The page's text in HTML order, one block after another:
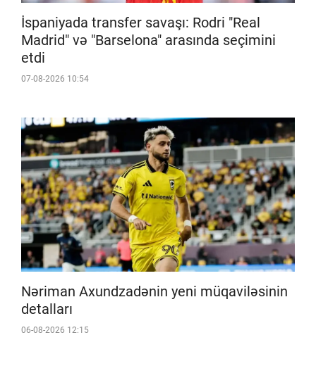
İspaniyada transfer savaşı: Rodri "Real
Madrid" və "Barselona" arasında seçimini
etdi
07-08-2026 10:54
Nəriman Axundzadənin yeni müqaviləsinin
detalları
06-08-2026 12:15